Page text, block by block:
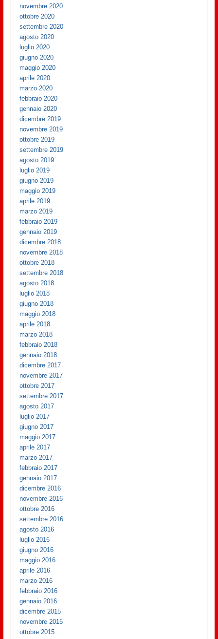
novembre 2020
ottobre 2020
settembre 2020
agosto 2020
luglio 2020
giugno 2020
maggio 2020
aprile 2020
marzo 2020
febbraio 2020
gennaio 2020
dicembre 2019
novembre 2019
ottobre 2019
settembre 2019
agosto 2019
luglio 2019
giugno 2019
maggio 2019
aprile 2019
marzo 2019
febbraio 2019
gennaio 2019
dicembre 2018
novembre 2018
ottobre 2018
settembre 2018
agosto 2018
luglio 2018
giugno 2018
maggio 2018
aprile 2018
marzo 2018
febbraio 2018
gennaio 2018
dicembre 2017
novembre 2017
ottobre 2017
settembre 2017
agosto 2017
luglio 2017
giugno 2017
maggio 2017
aprile 2017
marzo 2017
febbraio 2017
gennaio 2017
dicembre 2016
novembre 2016
ottobre 2016
settembre 2016
agosto 2016
luglio 2016
giugno 2016
maggio 2016
aprile 2016
marzo 2016
febbraio 2016
gennaio 2016
dicembre 2015
novembre 2015
ottobre 2015